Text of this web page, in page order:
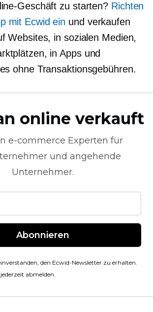
Geschäft zu starten? Richten
mit Ecwid ein und verkaufen
Websites, in sozialen Medien,
in Apps und
ohne Transaktionsgebühren.
online verkauft
e-commerce Experten für
und angehende
Unternehmer.
Abonnieren
den Ecwid-Newsletter zu erhalten.
abmelden.